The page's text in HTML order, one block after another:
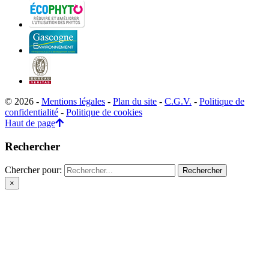
© 2026 - Mentions légales - Plan du site - C.G.V. - Politique de
confidentialité - Politique de cookies
Haut de page
Rechercher
Chercher pour:
×